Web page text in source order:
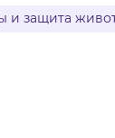
и защита